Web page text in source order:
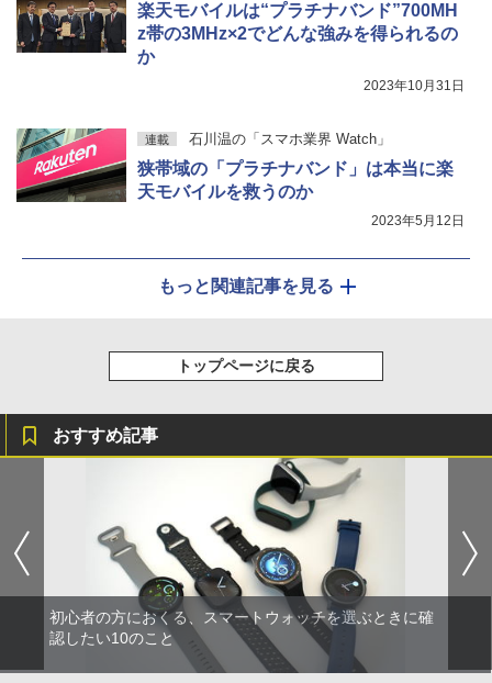
楽天モバイルは“プラチナバンド”700MH
z帯の3MHz×2でどんな強みを得られるの
か
2023年10月31日
連載 石川温の「スマホ業界 Watch」
狭帯域の「プラチナバンド」は本当に楽
天モバイルを救うのか
2023年5月12日
もっと関連記事を見る
トップページに戻る
おすすめ記事
初心者の方におくる、スマートウォッチを選ぶときに確
認したい10のこと